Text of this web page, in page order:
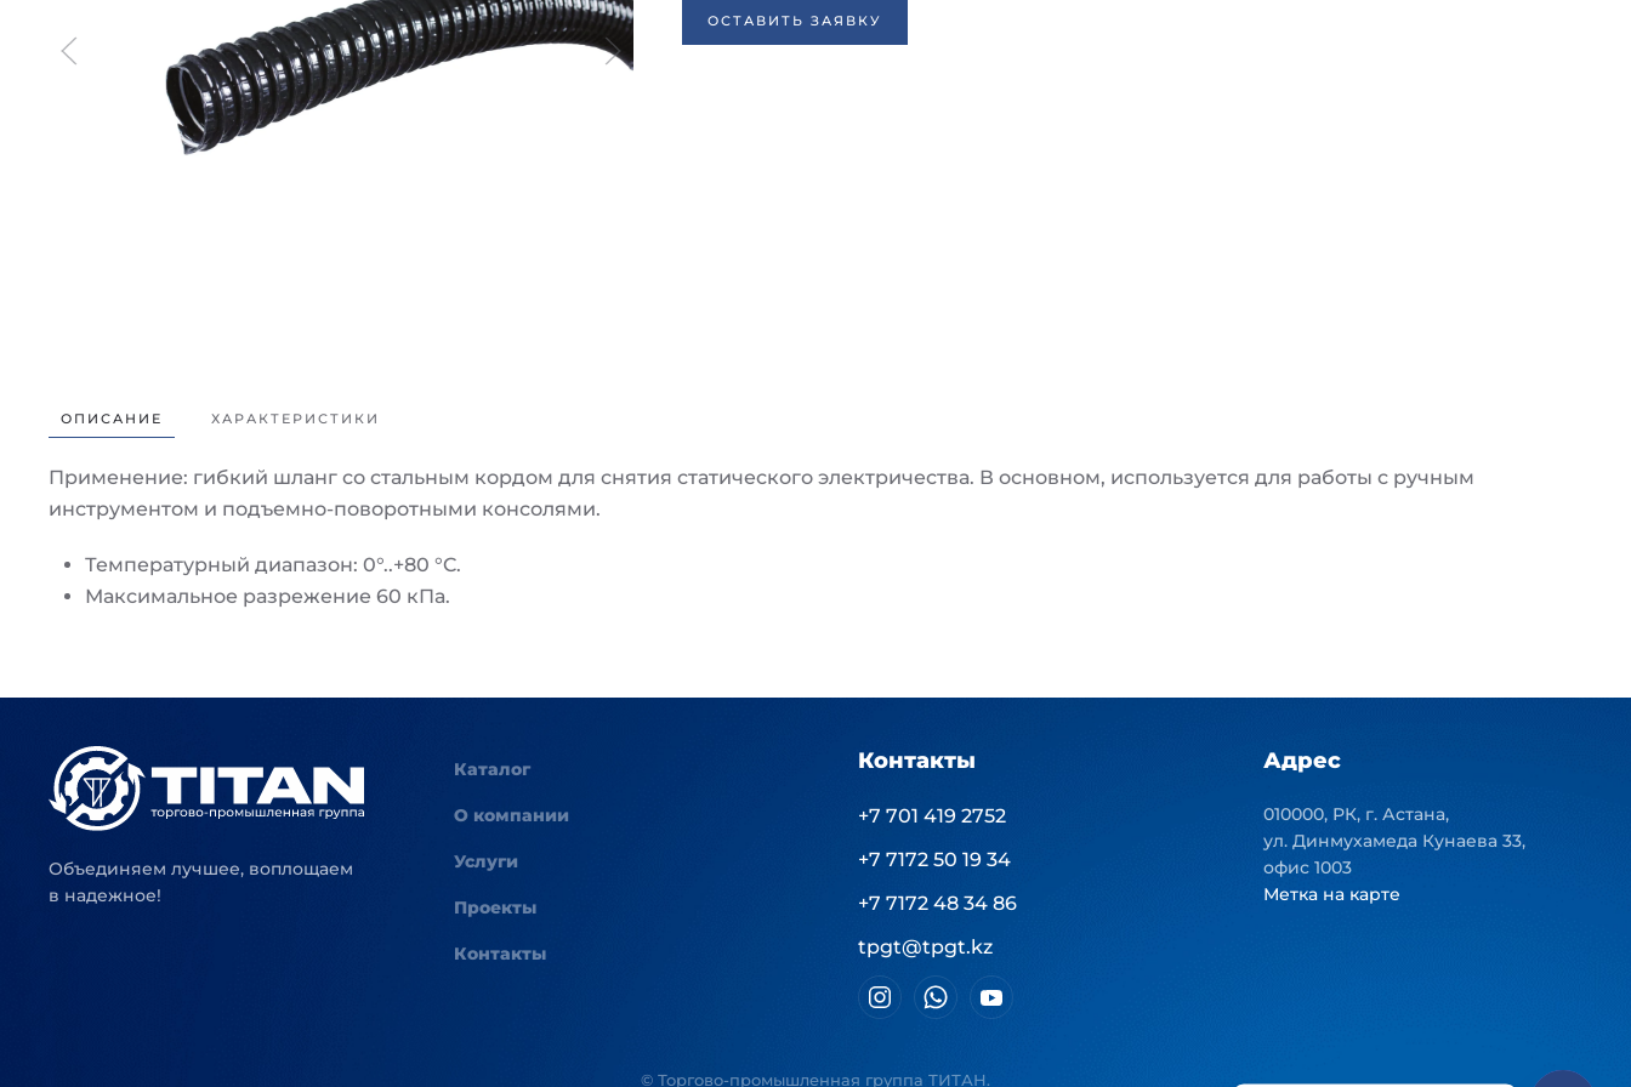
ОСТАВИТЬ ЗАЯВКУ
ОПИСАНИЕ ХАРАКТЕРИСТИКИ
Применение: гибкий шланг со стальным кордом для снятия статического электричества. В основном, используется для работы с ручным
инструментом и подъемно-поворотными консолями.
Температурный диапазон: 0°..+80 °C.
Максимальное разрежение 60 кПа.
Объединяем лучшее, воплощаем
в надежное!
Каталог
О компании
Услуги
Проекты
Контакты
Контакты
+7 701 419 2752
+7 7172 50 19 34
+7 7172 48 34 86
tpgt@tpgt.kz
Адрес
010000, РК, г. Астана,
ул. Динмухамеда Кунаева 33,
офис 1003
Метка на карте
© Торгово-промышленная группа ТИТАН.